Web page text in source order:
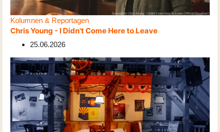
Kolumnen & Reportagen
Chris Young - I Didn't Come Here to Leave
25.06.2026